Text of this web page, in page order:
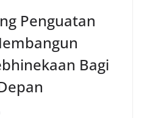
Penguatan
Bagi